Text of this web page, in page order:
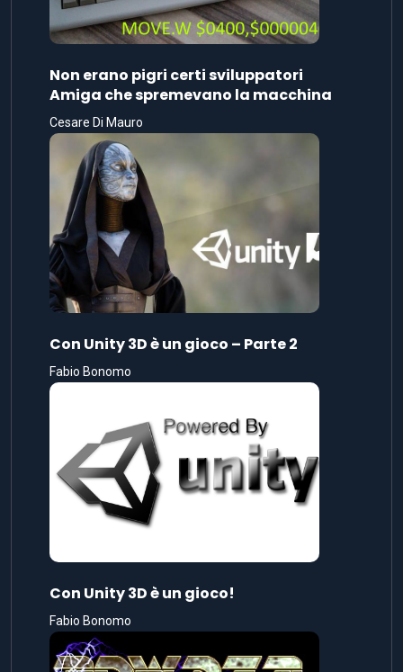
Non erano pigri certi sviluppatori
Amiga che spremevano la macchina
Cesare Di Mauro
Con Unity 3D è un gioco – Parte 2
Fabio Bonomo
Con Unity 3D è un gioco!
Fabio Bonomo